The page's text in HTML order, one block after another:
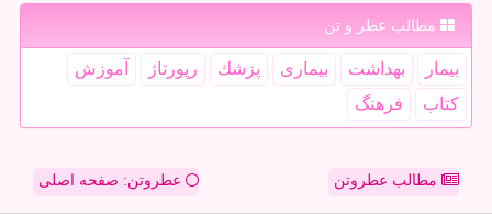
مطالب عطر و تن
بیمار بهداشت بیماری پزشك رپورتاژ
آموزش
كتاب
فرهنگ
مطالب عطروتن عطروتن: صفحه اصلی